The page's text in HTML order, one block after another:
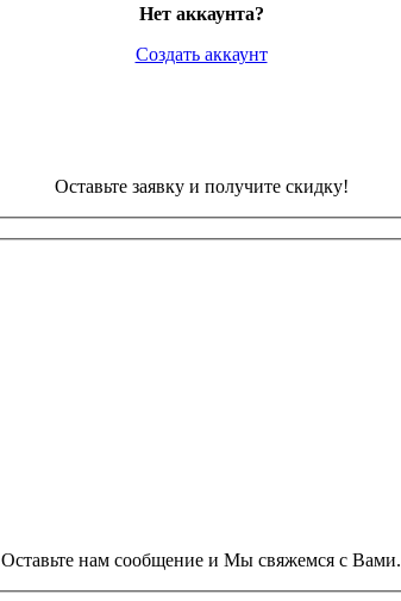
Нет аккаунта?
Создать аккаунт
Оставьте заявку и получите скидку!
Оставьте нам сообщение и Мы свяжемся с Вами.